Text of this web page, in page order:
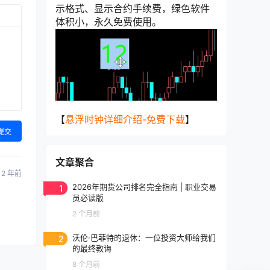
交
2 年前
示格式、显示合约手续费，绿色软件
体积小，永久免费使用。
【悬浮时钟详细介绍-免费下载】
文章聚合
1
2026年期货公司排名完全指南 | 职业交易
员必读版
2 个月前
2
沃伦·巴菲特的退休：一位投资大师给我们
的最终教诲
8 个月前